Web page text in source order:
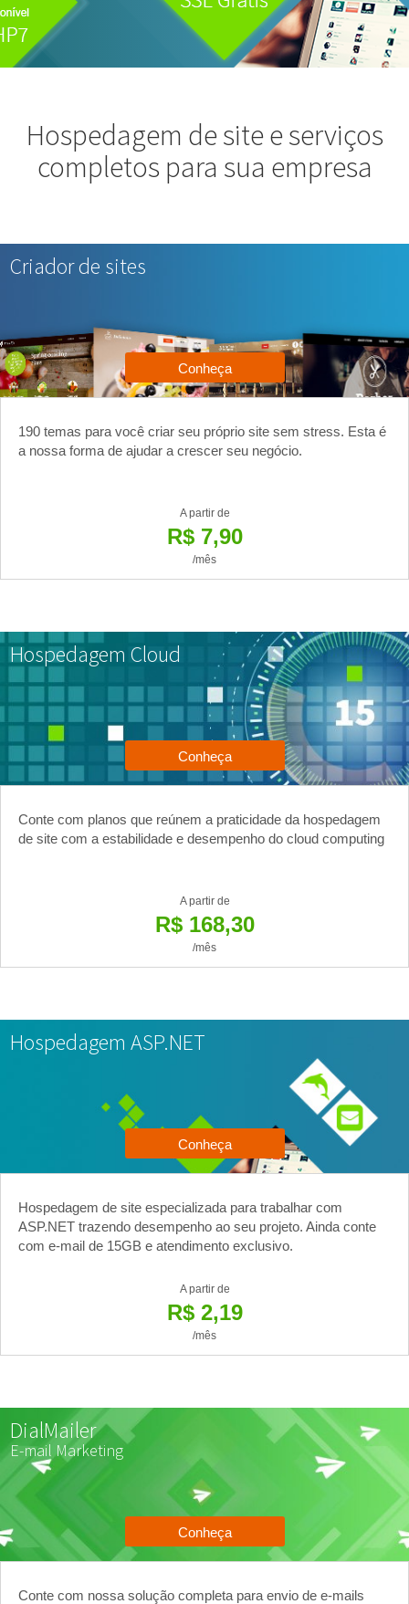
Hospedagem de site e serviços
completos para sua empresa
Criador de sites
Conheça
190 temas para você criar seu próprio site sem stress. Esta é
a nossa forma de ajudar a crescer seu negócio.
A partir de
R$ 7,90
/mês
Hospedagem Cloud
Conheça
Conte com planos que reúnem a praticidade da hospedagem
de site com a estabilidade e desempenho do cloud computing
A partir de
R$ 168,30
/mês
Hospedagem ASP.NET
Conheça
Hospedagem de site especializada para trabalhar com
ASP.NET trazendo desempenho ao seu projeto. Ainda conte
com e-mail de 15GB e atendimento exclusivo.
A partir de
R$ 2,19
/mês
DialMailer
E-mail Marketing
Conheça
Conte com nossa solução completa para envio de e-mails